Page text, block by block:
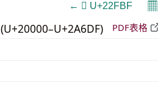
← 𢾿 U+22FBF 𝄜
(U+20000–U+2A6DF) PDF表格